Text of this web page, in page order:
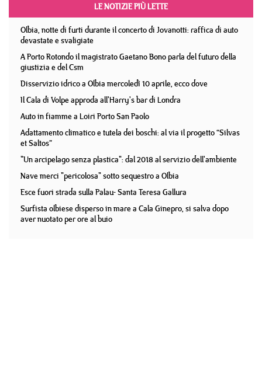
LE NOTIZIE PIÙ LETTE
Olbia, notte di furti durante il concerto di Jovanotti: raffica di auto
devastate e svaligiate
A Porto Rotondo il magistrato Gaetano Bono parla del futuro della
giustizia e del Csm
Disservizio idrico a Olbia mercoledì 10 aprile, ecco dove
Il Cala di Volpe approda all'Harry's bar di Londra
Auto in fiamme a Loiri Porto San Paolo
Adattamento climatico e tutela dei boschi: al via il progetto “Silvas
et Saltos”
"Un arcipelago senza plastica": dal 2018 al servizio dell'ambiente
Nave merci "pericolosa" sotto sequestro a Olbia
Esce fuori strada sulla Palau- Santa Teresa Gallura
Surfista olbiese disperso in mare a Cala Ginepro, si salva dopo
aver nuotato per ore al buio